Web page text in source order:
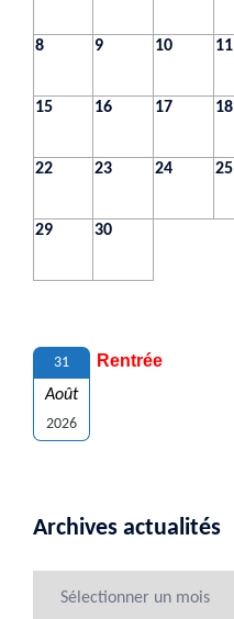
8 9 10 11
15 16 17 18
22 23 24 25
29 30
31
Août
2026
Rentrée
Archives actualités